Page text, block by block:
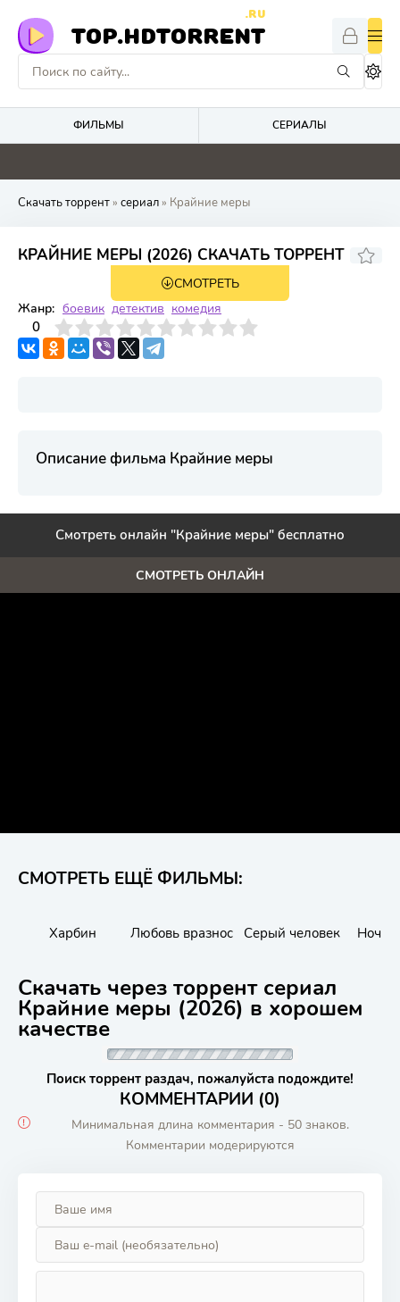
TOP.HDTORRENT
.RU
ФИЛЬМЫ СЕРИАЛЫ
0 0 5.3 4.1
Скачать торрент» сериал» Крайние меры
КРАЙНИЕ МЕРЫ (2026) СКАЧАТЬ ТОРРЕНТ
1 сезон 8 серияСМОТРЕТЬ
Жанр: боевик детектив комедия
0
4 6 7 8 9 10
Описание фильма Крайние меры
Смотреть онлайн "Крайние меры" бесплатно
СМОТРЕТЬ ОНЛАЙН
СМОТРЕТЬ ЕЩЁ ФИЛЬМЫ:
Харбин Любовь вразнос Серый человек
Скачать через торрент сериал
Крайние меры (2026) в хорошем
качестве
Поиск торрент раздач, пожалуйста подождите!
КОММЕНТАРИИ (0)
Минимальная длина комментария - 50 знаков.
Комментарии модерируются